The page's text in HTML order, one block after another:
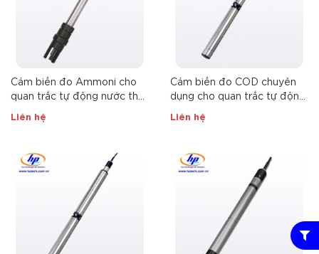
Cảm biến đo Ammoni cho
quan trắc tự động nước thải
Liên hệ
Cảm biến đo COD chuyên
dụng cho quan trắc tự động
Liên hệ